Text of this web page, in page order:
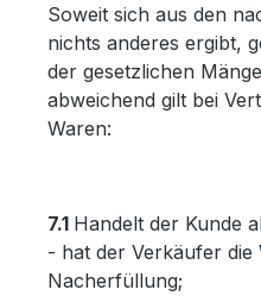
Soweit sich aus den
nichts anderes ergibt,
der gesetzlichen
abweichend gilt bei
Waren:
7.1 Handelt der Kunde
- hat der Verkäufer
Nacherfüllung;